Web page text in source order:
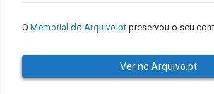
O Memorial do Arquivo.pt preservou o seu
Ver no Arquivo.pt